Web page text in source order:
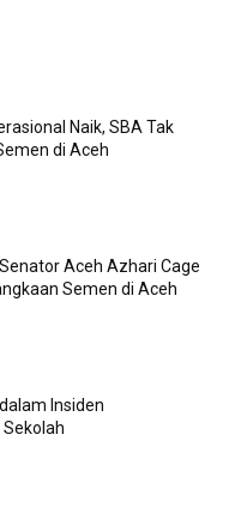
Naik, SBA Tak
di Aceh
Aceh Azhari Cage
Semen di Aceh
Insiden